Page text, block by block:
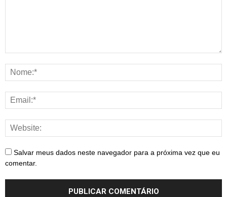
Salvar meus dados neste navegador para a próxima vez que eu
comentar.